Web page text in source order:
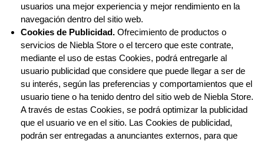
usuarios una mejor experiencia y mejor rendimiento en la
navegación dentro del sitio web.
Cookies de Publicidad. Ofrecimiento de productos o
servicios de Niebla Store o el tercero que este contrate,
mediante el uso de estas Cookies, podrá entregarle al
usuario publicidad que considere que puede llegar a ser de
su interés, según las preferencias y comportamientos que el
usuario tiene o ha tenido dentro del sitio web de Niebla Store.
A través de estas Cookies, se podrá optimizar la publicidad
que el usuario ve en el sitio. Las Cookies de publicidad,
podrán ser entregadas a anunciantes externos, para que